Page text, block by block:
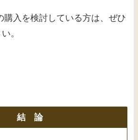
購入を検討している方は、ぜひ
。
結 論